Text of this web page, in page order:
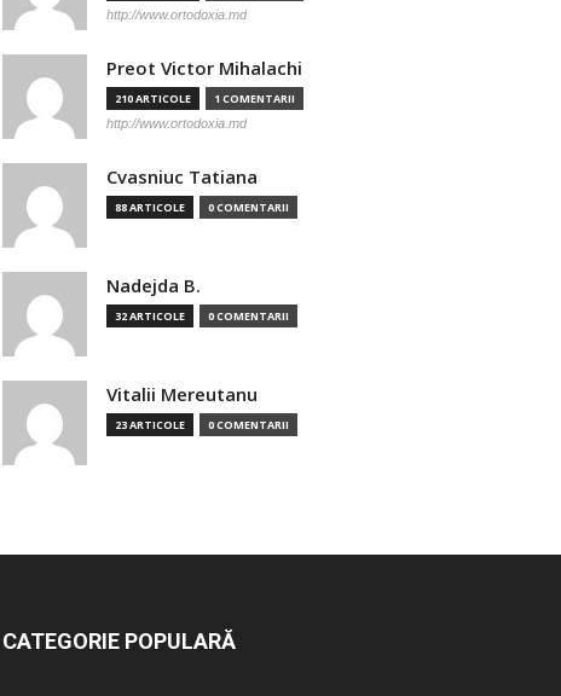
http://www.ortodoxia.md
Preot Victor Mihalachi
210 ARTICOLE 1 COMENTARII
http://www.ortodoxia.md
Cvasniuc Tatiana
88 ARTICOLE 0 COMENTARII
Nadejda B.
32 ARTICOLE 0 COMENTARII
Vitalii Mereutanu
23 ARTICOLE 0 COMENTARII
CATEGORIE POPULARĂ